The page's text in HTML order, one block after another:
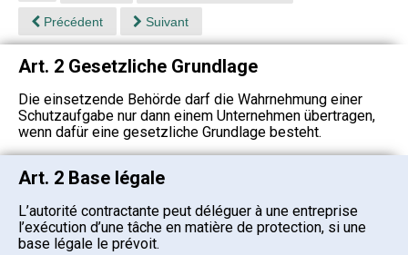
Précédent Suivant
Art. 2 Gesetzliche Grundlage
Die einsetzende Behörde darf die Wahrnehmung einer
Schutzaufgabe nur dann einem Unternehmen übertragen,
wenn dafür eine gesetzliche Grundlage besteht.
Art. 2 Base légale
L’autorité contractante peut déléguer à une entreprise
l’exécution d’une tâche en matière de protection, si une
base légale le prévoit.